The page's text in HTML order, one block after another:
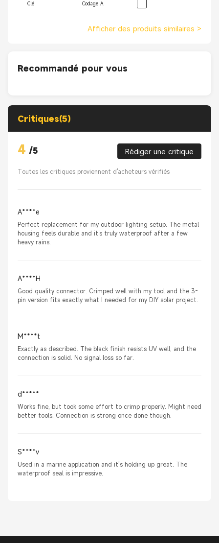
Clé Codage A
Afficher des produits similaires >
Recommandé pour vous
Critiques(5)
4 /5 Rédiger une critique
Toutes les critiques proviennent d'acheteurs vérifiés
A****e
Perfect replacement for my outdoor lighting setup. The metal
housing feels durable and it's truly waterproof after a few
heavy rains.
A****H
Good quality connector. Crimped well with my tool and the 3-
pin version fits exactly what I needed for my DIY solar project.
M****t
Exactly as described. The black finish resists UV well, and the
connection is solid. No signal loss so far.
d*****
Works fine, but took some effort to crimp properly. Might need
better tools. Connection is strong once done though.
S****v
Used in a marine application and it’s holding up great. The
waterproof seal is impressive.